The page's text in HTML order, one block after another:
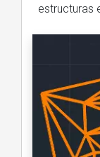
estructuras